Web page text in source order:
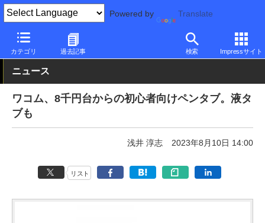
Powered by Translate
カテゴリ 過去記事 検索 Impressサイト
PC Watch 半導体/周辺機器 ワコム
ニュース
ワコム、8千円台からの初心者向けペンタブ。液タ
ブも
浅井 淳志 2023年8月10日 14:00
リスト